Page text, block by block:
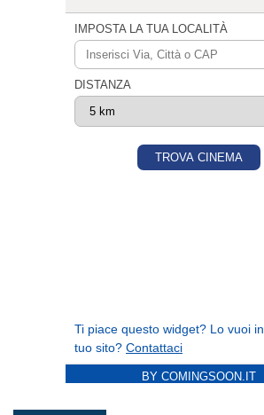
BY COMINGSOON.IT